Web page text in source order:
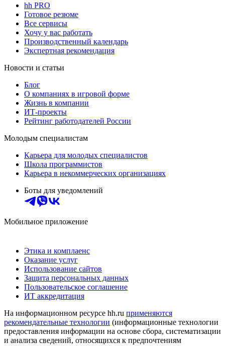
hh PRO
Готовое резюме
Все сервисы
Хочу у вас работать
Производственный календарь
Экспертная рекомендация
Новости и статьи
Блог
О компаниях в игровой форме
Жизнь в компании
ИТ-проекты
Рейтинг работодателей России
Молодым специалистам
Карьера для молодых специалистов
Школа программистов
Карьера в некоммерческих организациях
Боты для уведомлений
Мобильное приложение
Этика и комплаенс
Оказание услуг
Использование сайтов
Защита персональных данных
Пользовательское соглашение
ИТ аккредитация
На информационном ресурсе hh.ru применяются
рекомендательные технологии (информационные технологии
предоставления информации на основе сбора, систематизации
и анализа сведений, относящихся к предпочтениям